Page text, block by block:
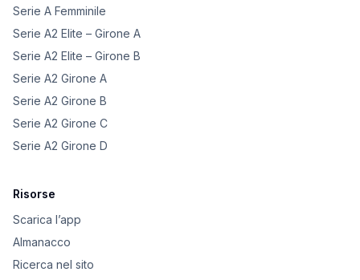
Serie A Femminile
Serie A2 Elite – Girone A
Serie A2 Elite – Girone B
Serie A2 Girone A
Serie A2 Girone B
Serie A2 Girone C
Serie A2 Girone D
Risorse
Scarica l’app
Almanacco
Ricerca nel sito